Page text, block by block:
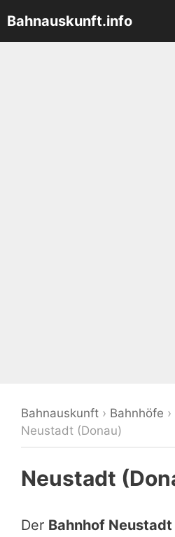
Inhalt
springen
Bahnauskunft.info
Bahnauskunft › Bahnhöfe ›
Neustadt (Donau)
Neustadt
Der Bahnhof